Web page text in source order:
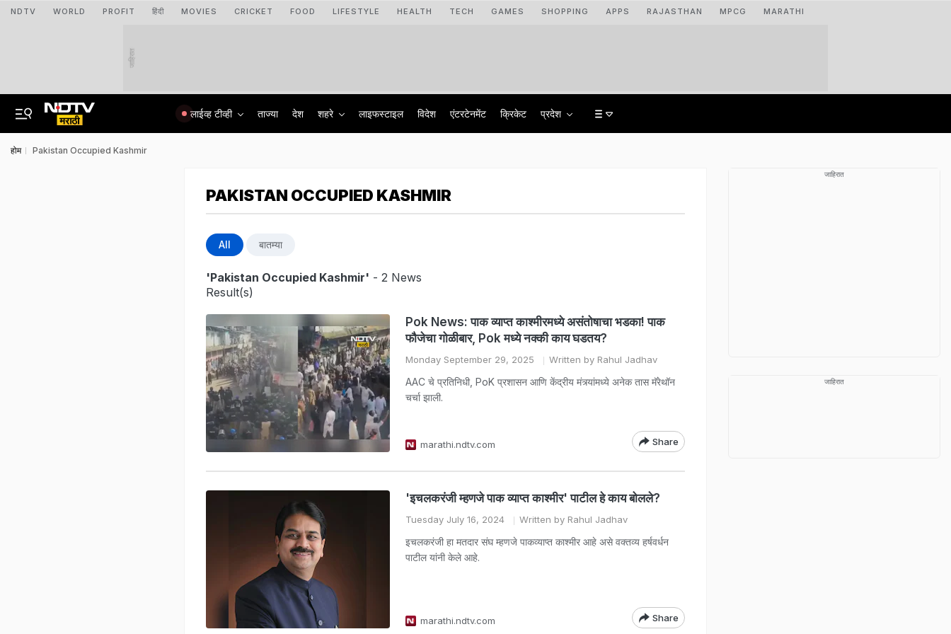
NDTV WORLD PROFIT हिंदी MOVIES CRICKET FOOD LIFESTYLE HEALTH TECH GAMES SHOPPING APPS RAJASTHAN MPCG MARATHI
जाहिरात
लाईव्ह टीव्ही ताज्या देश शहरे लाइफस्टाइल विदेश एंटरटेनमेंट क्रिकेट प्रदेश
होम Pakistan Occupied Kashmir
PAKISTAN OCCUPIED KASHMIR
All बातम्या
'Pakistan Occupied Kashmir' - 2 News
Result(s)
Pok News: पाक व्याप्त काश्मीरमध्ये असंतोषाचा भडका! पाक
फौजेचा गोळीबार, Pok मध्ये नक्की काय घडतय?
Monday September 29, 2025 Written by Rahul Jadhav
AAC चे प्रतिनिधी, PoK प्रशासन आणि केंद्रीय मंत्र्यांमध्ये अनेक तास मॅरेथॉन
चर्चा झाली.
marathi.ndtv.com Share
'इचलकरंजी म्हणजे पाक व्याप्त काश्मीर' पाटील हे काय बोलले?
Tuesday July 16, 2024 Written by Rahul Jadhav
इचलकरंजी हा मतदार संघ म्हणजे पाकव्याप्त काश्मीर आहे असे वक्तव्य हर्षवर्धन
पाटील यांनी केले आहे.
marathi.ndtv.com Share
जाहिरात
जाहिरात